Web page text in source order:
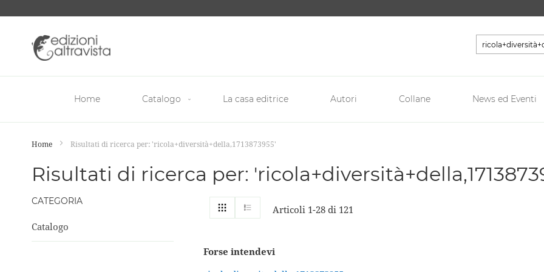
contenuto
Home Catalogo La casa editrice Autori Collane News ed Eventi
Home Risultati di ricerca per: 'ricola+diversità+della,1713873955'
Risultati di ricerca per:
Mostra
come
Griglia Articoli 1-28 di 121
Forse intendevi
CATEGORIA
Catalogo